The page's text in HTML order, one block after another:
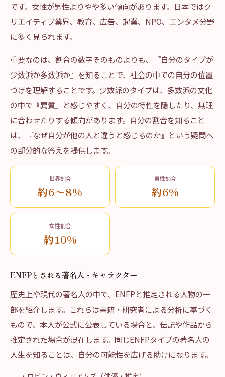
です。女性が男性よりやや多い傾向があります。日本ではク
リエイティブ業界、教育、広告、起業、NPO、エンタメ分野
に多く見られます。
重要なのは、割合の数字そのものよりも、『自分のタイプが
少数派か多数派か』を知ることで、社会の中での自分の位置
づけを理解することです。少数派のタイプは、多数派の文化
の中で『異質』と感じやすく、自分の特性を隠したり、無理
に合わせたりする傾向があります。自分の割合を知ること
は、『なぜ自分が他の人と違うと感じるのか』という疑問へ
の部分的な答えを提供します。
世界割合
約6〜8%
男性割合
約6%
女性割合
約10%
ENFPとされる著名人・キャラクター
歴史上や現代の著名人の中で、ENFPと推定される人物の一
部を紹介します。これらは書籍・研究者による分析に基づく
もので、本人が公式に公表している場合と、伝記や作品から
推定された場合が混在します。同じENFPタイプの著名人の
人生を知ることは、自分の可能性を広げる助けになります。